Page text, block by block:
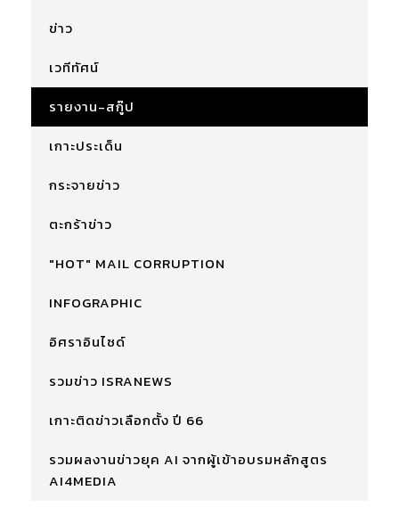
ข่าว
เวทีทัศน์
รายงาน-สกู๊ป
เกาะประเด็น
กระจายข่าว
ตะกร้าข่าว
"HOT" MAIL CORRUPTION
INFOGRAPHIC
อิศราอินไซด์
รวมข่าว ISRANEWS
เกาะติดข่าวเลือกตั้ง ปี 66
รวมผลงานข่าวยุค AI จากผู้เข้าอบรมหลักสูตร
AI4MEDIA